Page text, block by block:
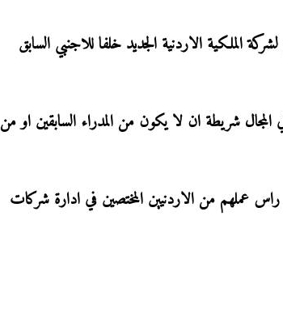
الملكية الاردنية الجديد خلفا للاجنبي السابق
شريطة ان لا يكون من المدراء السابقين او من
راس عملهم من الاردنيين المختصين في ادارة شركات